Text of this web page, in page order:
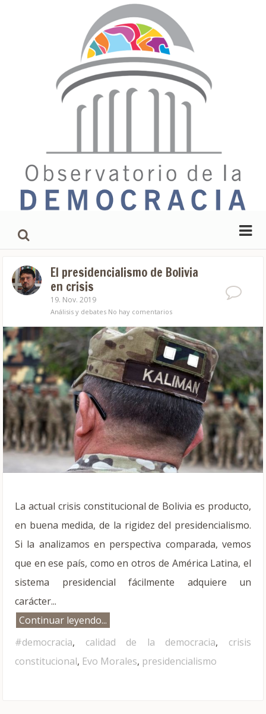
El presidencialismo de Bolivia
en crisis
19. Nov. 2019
Análisis y debates No hay comentarios
La actual crisis constitucional de Bolivia es producto,
en buena medida, de la rigidez del presidencialismo.
Si la analizamos en perspectiva comparada, vemos
que en ese país, como en otros de América Latina, el
sistema presidencial fácilmente adquiere un
carácter...
Continuar leyendo...
#democracia, calidad de la democracia, crisis
constitucional, Evo Morales, presidencialismo